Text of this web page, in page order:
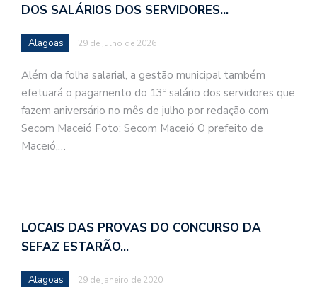
DOS SALÁRIOS DOS SERVIDORES…
Alagoas 29 de julho de 2026
Além da folha salarial, a gestão municipal também
efetuará o pagamento do 13º salário dos servidores que
fazem aniversário no mês de julho por redação com
Secom Maceió Foto: Secom Maceió O prefeito de
Maceió,…
LOCAIS DAS PROVAS DO CONCURSO DA
SEFAZ ESTARÃO…
Alagoas 29 de janeiro de 2020